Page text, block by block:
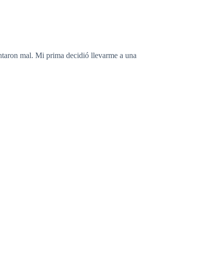
mal. Mi prima decidió llevarme a una